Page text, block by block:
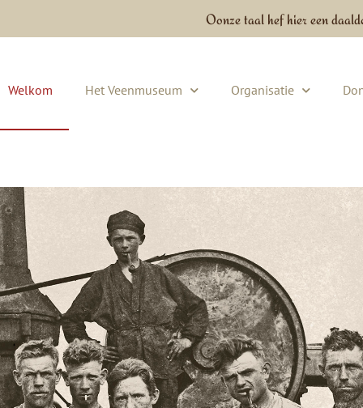
Oonze taal hef hier een
Welkom Het Veenmuseum Organisatie